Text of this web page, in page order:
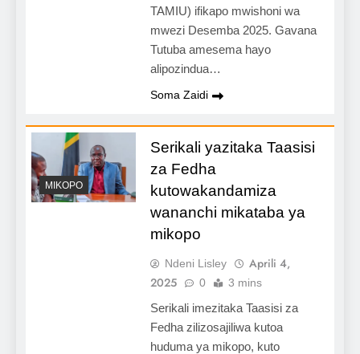
TAMIU) ifikapo mwishoni wa
mwezi Desemba 2025. Gavana
Tutuba amesema hayo
alipozindua…
Soma Zaidi
MIKOPO
Serikali yazitaka Taasisi
za Fedha
kutowakandamiza
wananchi mikataba ya
mikopo
Ndeni Lisley
Aprili 4,
2025
0 3 mins
Serikali imezitaka Taasisi za
Fedha zilizosajiliwa kutoa
huduma ya mikopo, kuto